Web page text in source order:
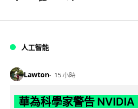
人工智能
Lawton 15 小時
華為科學家警告 NVIDIA